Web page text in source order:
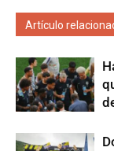
Artículo